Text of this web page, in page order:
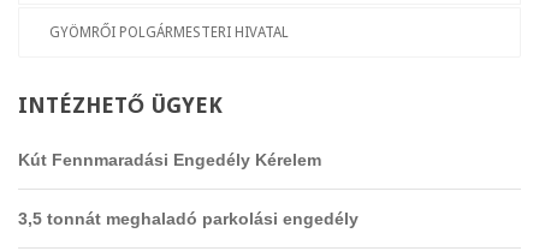
GYÖMRŐI POLGÁRMESTERI HIVATAL
INTÉZHETŐ ÜGYEK
Kút Fennmaradási Engedély Kérelem
3,5 tonnát meghaladó parkolási engedély